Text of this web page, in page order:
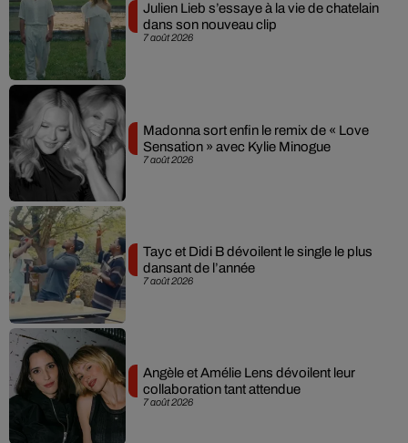
7 août 2026
Julien Lieb s’essaye à la vie de chatelain
dans son nouveau clip
7 août 2026
Madonna sort enfin le remix de « Love
Sensation » avec Kylie Minogue
7 août 2026
Tayc et Didi B dévoilent le single le plus
dansant de l’année
7 août 2026
Angèle et Amélie Lens dévoilent leur
collaboration tant attendue